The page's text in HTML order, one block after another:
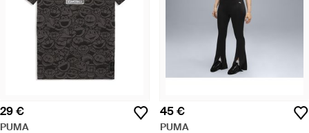
29 €
PUMA
45 €
PUMA